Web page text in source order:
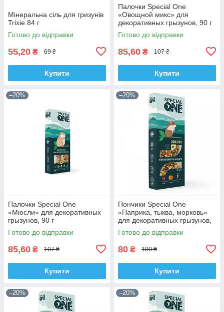
Мінеральна сіль для гризунів
Trixie 84 г
Готово до відправки
55,20 ₴ 69 ₴
Купити
Палочки Special One
«Овощной микс» для
декоративных грызунов, 90 г
Готово до відправки
85,60 ₴ 107 ₴
Купити
–20%
Палочки Special One
«Мюсли» для декоративных
грызунов, 90 г
Готово до відправки
85,60 ₴ 107 ₴
Купити
–20%
Пончики Speciаl One
«Паприка, тыква, морковь»
для декоративных грызунов,
60 г
Готово до відправки
80 ₴ 100 ₴
Купити
–20% –20%